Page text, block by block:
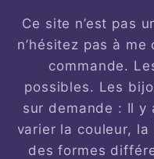
content
Ce site n’est pas
n’hésitez pas à
commande.
possibles. Les
sur demande : Il y
varier la couleur,
des formes